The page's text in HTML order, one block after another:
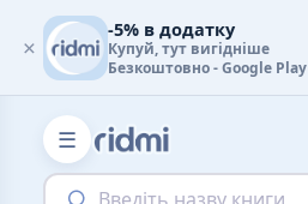
☰
×
-5% в додатку
Купуй, тут вигідніше
Безкоштовно - Google Play